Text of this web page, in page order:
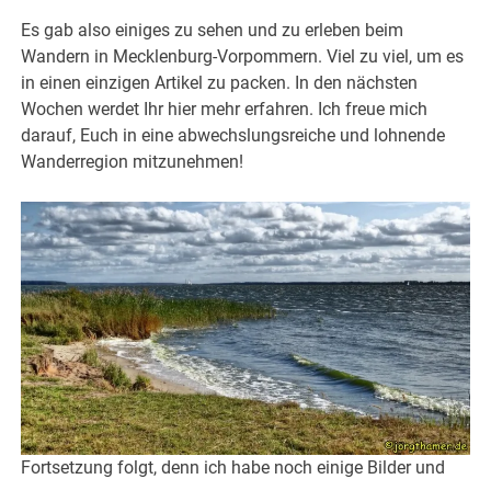
Es gab also einiges zu sehen und zu erleben beim
Wandern in Mecklenburg-Vorpommern. Viel zu viel, um es
in einen einzigen Artikel zu packen. In den nächsten
Wochen werdet Ihr hier mehr erfahren. Ich freue mich
darauf, Euch in eine abwechslungsreiche und lohnende
Wanderregion mitzunehmen!
Fortsetzung folgt, denn ich habe noch einige Bilder und